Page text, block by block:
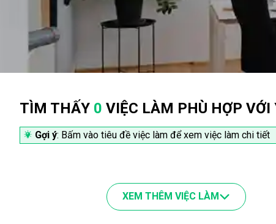
TÌM THẤY 0 VIỆC LÀM PHÙ HỢP VỚI
Gợi ý: Bấm vào tiêu đề việc làm để xem việc làm chi tiết
XEM THÊM VIỆC LÀM